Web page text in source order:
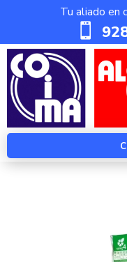
Tu aliado en
